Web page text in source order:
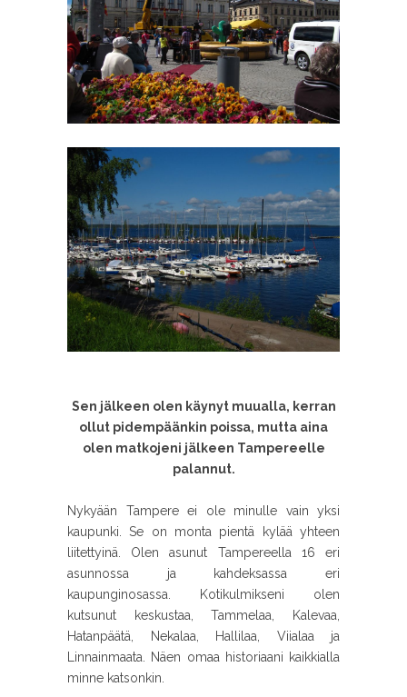
Sen jälkeen olen käynyt muualla, kerran
ollut pidempäänkin poissa, mutta aina
olen matkojeni jälkeen Tampereelle
palannut.
Nykyään Tampere ei ole minulle vain yksi
kaupunki. Se on monta pientä kylää yhteen
liitettyinä. Olen asunut Tampereella 16 eri
asunnossa ja kahdeksassa eri
kaupunginosassa. Kotikulmikseni olen
kutsunut keskustaa, Tammelaa, Kalevaa,
Hatanpäätä, Nekalaa, Hallilaa, Viialaa ja
Linnainmaata. Näen omaa historiaani kaikkialla
minne katsonkin.